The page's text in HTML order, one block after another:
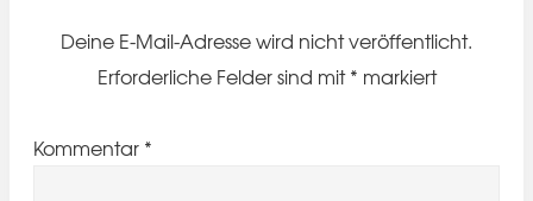
Deine E-Mail-Adresse wird nicht veröffentlicht.
Erforderliche Felder sind mit* markiert
Kommentar *